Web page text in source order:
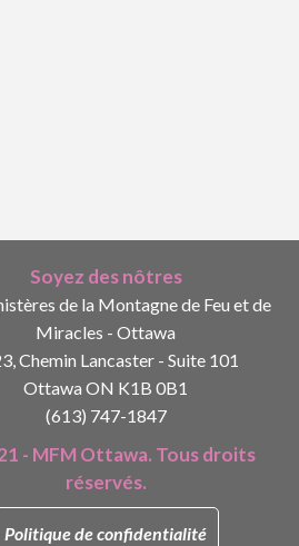
Soyez des nôtres
de la Montagne de Feu et de
Miracles - Ottawa
Chemin Lancaster - Suite 101
Ottawa ON K1B 0B1
(613) 747-1847
- MFM Ottawa. Tous droits
réservés.
Politique de confidentialité